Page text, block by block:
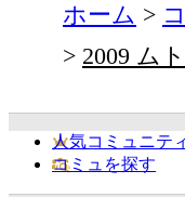
ホーム
2009 ム
人気コミュニテ
コミュを探す